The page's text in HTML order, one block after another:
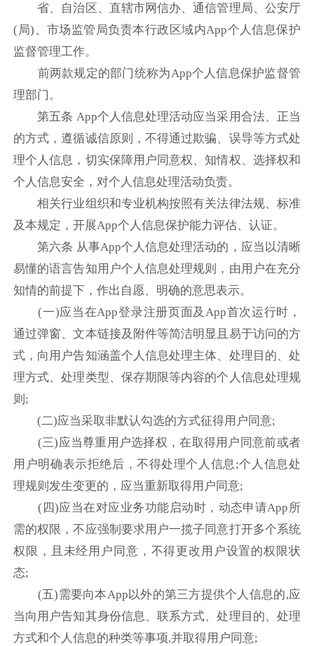
省、自治区、直辖市网信办、通信管理局、公安厅
(局)、市场监管局负责本行政区域内App个人信息保护
监督管理工作。
前两款规定的部门统称为App个人信息保护监督管
理部门。
第五条 App个人信息处理活动应当采用合法、正当
的方式，遵循诚信原则，不得通过欺骗、误导等方式处
理个人信息，切实保障用户同意权、知情权、选择权和
个人信息安全，对个人信息处理活动负责。
相关行业组织和专业机构按照有关法律法规、标准
及本规定，开展App个人信息保护能力评估、认证。
第六条 从事App个人信息处理活动的，应当以清晰
易懂的语言告知用户个人信息处理规则，由用户在充分
知情的前提下，作出自愿、明确的意思表示。
(一)应当在App登录注册页面及App首次运行时，
通过弹窗、文本链接及附件等简洁明显且易于访问的方
式，向用户告知涵盖个人信息处理主体、处理目的、处
理方式、处理类型、保存期限等内容的个人信息处理规
则;
(二)应当采取非默认勾选的方式征得用户同意;
(三)应当尊重用户选择权，在取得用户同意前或者
用户明确表示拒绝后，不得处理个人信息;个人信息处
理规则发生变更的，应当重新取得用户同意;
(四)应当在对应业务功能启动时，动态申请App所
需的权限，不应强制要求用户一揽子同意打开多个系统
权限，且未经用户同意，不得更改用户设置的权限状
态;
(五)需要向本App以外的第三方提供个人信息的,应
当向用户告知其身份信息、联系方式、处理目的、处理
方式和个人信息的种类等事项,并取得用户同意;